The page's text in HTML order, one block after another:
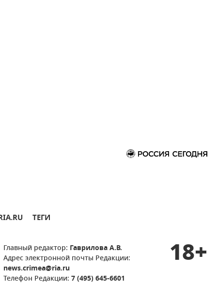
ТЕГИ
Главный редактор: Гаврилова А.В.
Адрес электронной почты Редакции:
news.crimea@ria.ru
Телефон Редакции: 7 (495) 645-6601
18+